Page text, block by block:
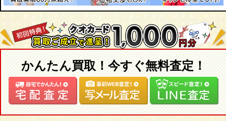
タカラ プラクション 魔神大集合 18 グレートカミオン
かんたん買取！今すぐ無料査定！